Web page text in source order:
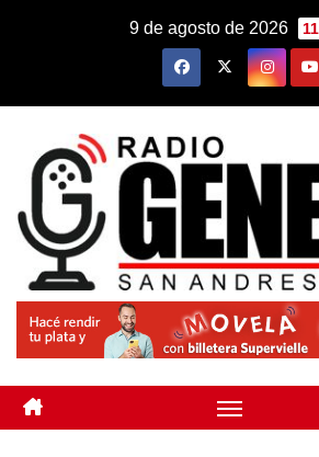
9 de agosto de 2026